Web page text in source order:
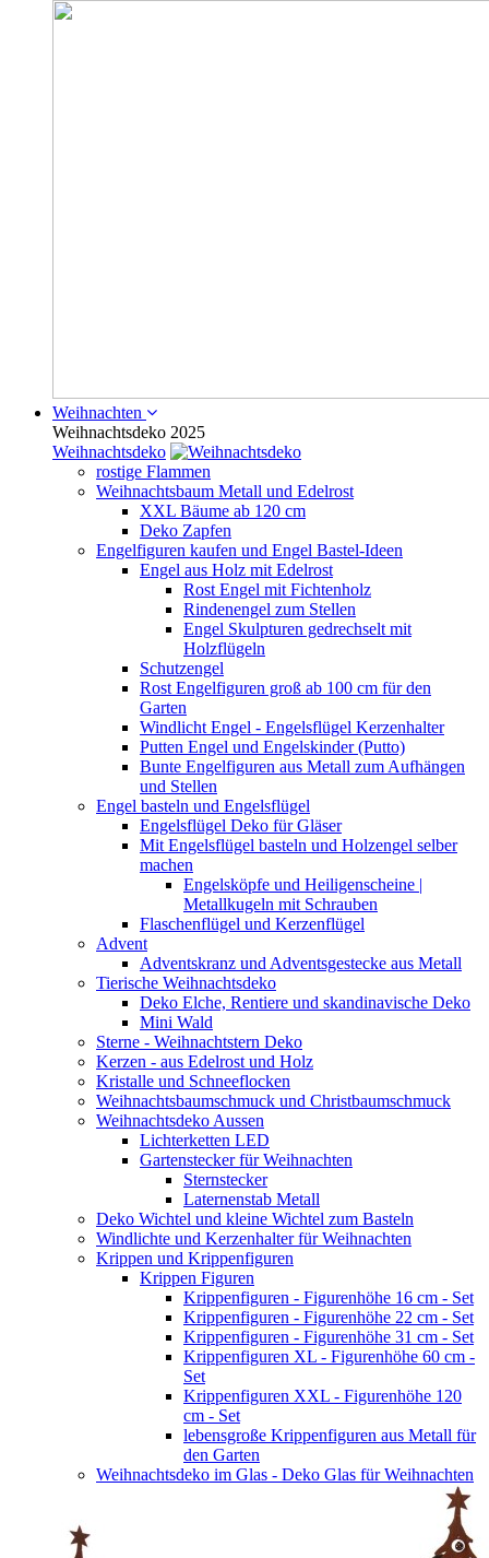
Weihnachten
Weihnachtsdeko 2025
Weihnachtsdeko
rostige Flammen
Weihnachtsbaum Metall und Edelrost
XXL Bäume ab 120 cm
Deko Zapfen
Engelfiguren kaufen und Engel Bastel-Ideen
Engel aus Holz mit Edelrost
Rost Engel mit Fichtenholz
Rindenengel zum Stellen
Engel Skulpturen gedrechselt mit
Holzflügeln
Schutzengel
Rost Engelfiguren groß ab 100 cm für den
Garten
Windlicht Engel - Engelsflügel Kerzenhalter
Putten Engel und Engelskinder (Putto)
Bunte Engelfiguren aus Metall zum Aufhängen
und Stellen
Engel basteln und Engelsflügel
Engelsflügel Deko für Gläser
Mit Engelsflügel basteln und Holzengel selber
machen
Engelsköpfe und Heiligenscheine |
Metallkugeln mit Schrauben
Flaschenflügel und Kerzenflügel
Advent
Adventskranz und Adventsgestecke aus Metall
Tierische Weihnachtsdeko
Deko Elche, Rentiere und skandinavische Deko
Mini Wald
Sterne - Weihnachtstern Deko
Kerzen - aus Edelrost und Holz
Kristalle und Schneeflocken
Weihnachtsbaumschmuck und Christbaumschmuck
Weihnachtsdeko Aussen
Lichterketten LED
Gartenstecker für Weihnachten
Sternstecker
Laternenstab Metall
Deko Wichtel und kleine Wichtel zum Basteln
Windlichte und Kerzenhalter für Weihnachten
Krippen und Krippenfiguren
Krippen Figuren
Krippenfiguren - Figurenhöhe 16 cm - Set
Krippenfiguren - Figurenhöhe 22 cm - Set
Krippenfiguren - Figurenhöhe 31 cm - Set
Krippenfiguren XL - Figurenhöhe 60 cm -
Set
Krippenfiguren XXL - Figurenhöhe 120
cm - Set
lebensgroße Krippenfiguren aus Metall für
den Garten
Weihnachtsdeko im Glas - Deko Glas für Weihnachten